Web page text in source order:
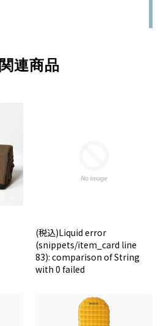
関連商品
(税込)Liquid error
(snippets/item_card line
83): comparison of String
with 0 failed